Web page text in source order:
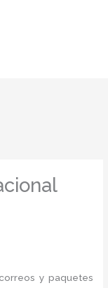
y paquetes